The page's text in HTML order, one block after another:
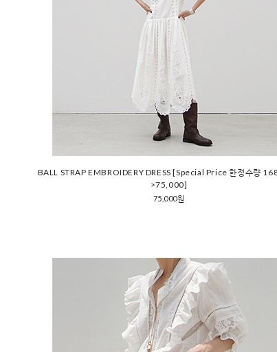
BALL STRAP EMBROIDERY DRESS [Special Price 한정수량
>75,000]
75,000원